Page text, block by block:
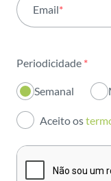
Institucional
Inovação
Investidores
Publicações
Email*
Periodicidade *
Semanal
Aceito os